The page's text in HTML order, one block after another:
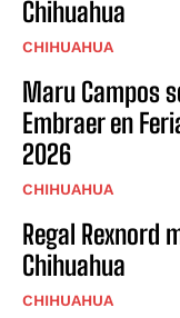
Chihuahua
CHIHUAHUA
Maru Campos
Embraer en
2026
CHIHUAHUA
Regal Rexnord
Chihuahua
CHIHUAHUA